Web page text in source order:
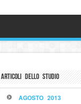
Articoli dello Studio
AGOSTO 2013